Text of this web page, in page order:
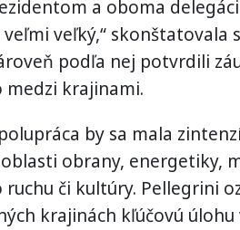
a oboma
veľký,“ skonštatovala
podľa nej potvrdili
krajinami.
by sa mala
obrany, energetiky,
či kultúry. Pellegrini
krajinách kľúčovú